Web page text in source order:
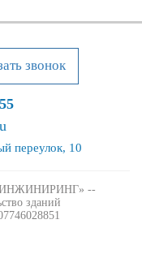
звонок
переулок, 10
--
зданий